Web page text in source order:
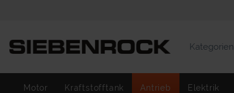
Kategorien
Motor Kraftstofftank Antrieb Elektrik